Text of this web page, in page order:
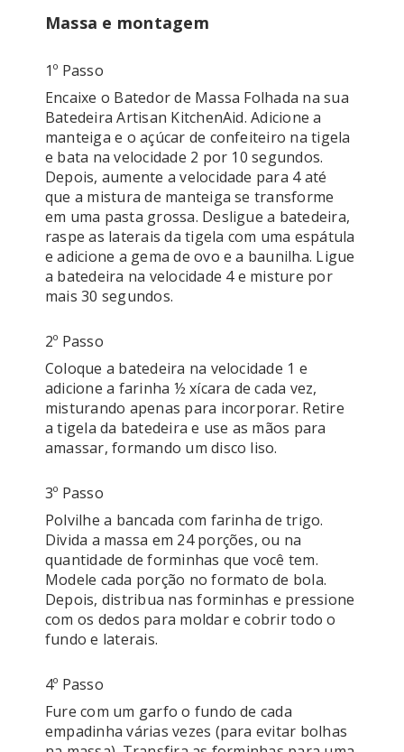
Massa e montagem
1º Passo
Encaixe o Batedor de Massa Folhada na sua
Batedeira Artisan KitchenAid. Adicione a
manteiga e o açúcar de confeiteiro na tigela
e bata na velocidade 2 por 10 segundos.
Depois, aumente a velocidade para 4 até
que a mistura de manteiga se transforme
em uma pasta grossa. Desligue a batedeira,
raspe as laterais da tigela com uma espátula
e adicione a gema de ovo e a baunilha. Ligue
a batedeira na velocidade 4 e misture por
2º Passo
Coloque a batedeira na velocidade 1 e
adicione a farinha ½ xícara de cada vez,
misturando apenas para incorporar. Retire
a tigela da batedeira e use as mãos para
3º Passo
Polvilhe a bancada com farinha de trigo.
Divida a massa em 24 porções, ou na
quantidade de forminhas que você tem.
Modele cada porção no formato de bola.
Depois, distribua nas forminhas e pressione
com os dedos para moldar e cobrir todo o
fundo e laterais.
4º Passo
Fure com um garfo o fundo de cada
empadinha várias vezes (para evitar bolhas